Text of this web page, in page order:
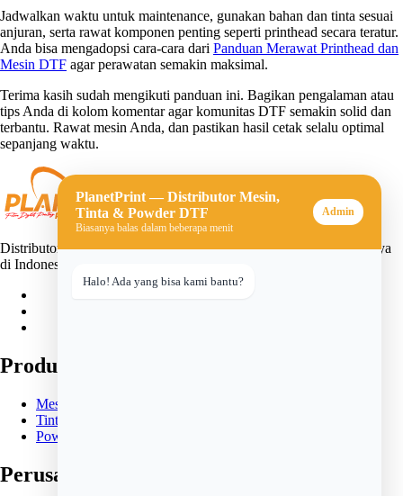
Jadwalkan waktu untuk maintenance, gunakan bahan dan tinta sesuai
anjuran, serta rawat komponen penting seperti printhead secara teratur.
Anda bisa mengadopsi cara-cara dari Panduan Merawat Printhead dan
Mesin DTF agar perawatan semakin maksimal.
Terima kasih sudah mengikuti panduan ini. Bagikan pengalaman atau
tips Anda di kolom komentar agar komunitas DTF semakin solid dan
terbantu. Rawat mesin Anda, dan pastikan hasil cetak selalu optimal
sepanjang waktu.
Distributor mesin, tinta, dan powder DTF (Direct-to-Film) terpercaya
di Indonesia. Solusi lengkap untuk usaha sablon digital Anda.
Produk
Mesin DTF
Tinta DTF
Powder DTF
Perusahaan
PlanetPrint — Distributor Mesin,
Tinta & Powder DTF
Biasanya balas dalam beberapa menit
Admin
Halo! Ada yang bisa kami bantu?